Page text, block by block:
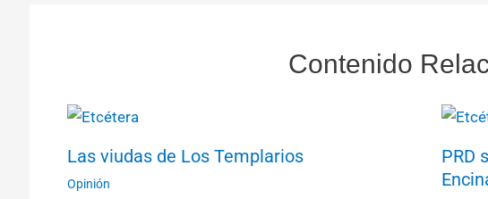
Contenido
Las viudas de Los Templarios
Opinión
PRD